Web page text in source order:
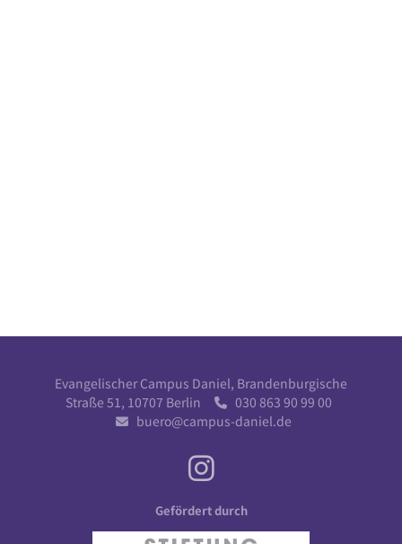
Evangelischer Campus Daniel, Brandenburgische
Straße 51, 10707 Berlin
030 863 90 99 00
 buero@campus-daniel.de
Gefördert durch